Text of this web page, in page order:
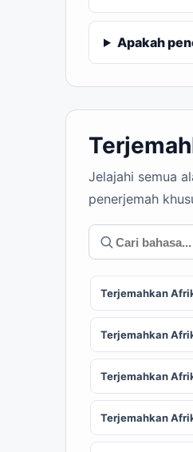
Apakah
Jelajahi semua
penerjemah
Terjemahkan
Terjemahkan
Terjemahkan
Terjemahkan